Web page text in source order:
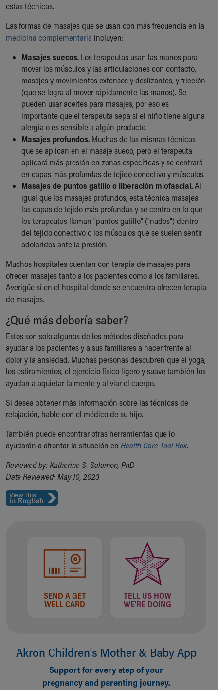
estas técnicas.
Las formas de masajes que se usan con más frecuencia en la
medicina complementaria incluyen:
Masajes suecos. Los terapeutas usan las manos para
mover los músculos y las articulaciones con contacto,
masajes y movimientos extensos y deslizantes, y fricción
(que se logra al mover rápidamente las manos). Se
pueden usar aceites para masajes, por eso es
importante que el terapeuta sepa si el niño tiene alguna
alergia o es sensible a algún producto.
Masajes profundos. Muchas de las mismas técnicas
que se aplican en el masaje sueco, pero el terapeuta
aplicará más presión en zonas específicas y se centrará
en capas más profundas de tejido conectivo y músculos.
Masajes de puntos gatillo o liberación miofascial.Al
igual que los masajes profundos, esta técnica masajea
las capas de tejido más profundas y se centra en lo que
los terapeutas llaman "puntos gatillo" ("nudos") dentro
del tejido conectivo o los músculos que se suelen sentir
adoloridos ante la presión.
Muchos hospitales cuentan con terapia de masajes para
ofrecer masajes tanto a los pacientes como a los familiares.
Averigüe si en el hospital donde se encuentra ofrecen terapia
de masajes.
¿Qué más debería saber?
Estos son solo algunos de los métodos diseñados para
ayudar a los pacientes y a sus familiares a hacer frente al
dolor y la ansiedad. Muchas personas descubren que el yoga,
los estiramientos, el ejercicio físico ligero y suave también los
ayudan a aquietar la mente y aliviar el cuerpo.
Si desea obtener más información sobre las técnicas de
relajación, hable con el médico de su hijo.
También puede encontrar otras herramientas que lo
ayudarán a afrontar la situación en Health Care Tool Box.
Reviewed by: Katherine S. Salamon, PhD
Date Reviewed: May 10, 2023
SEND A GET
WELL CARD
TELL US HOW
WE'RE DOING
Akron Children‘s Mother & Baby App
Support for every step of your
pregnancy and parenting journey.